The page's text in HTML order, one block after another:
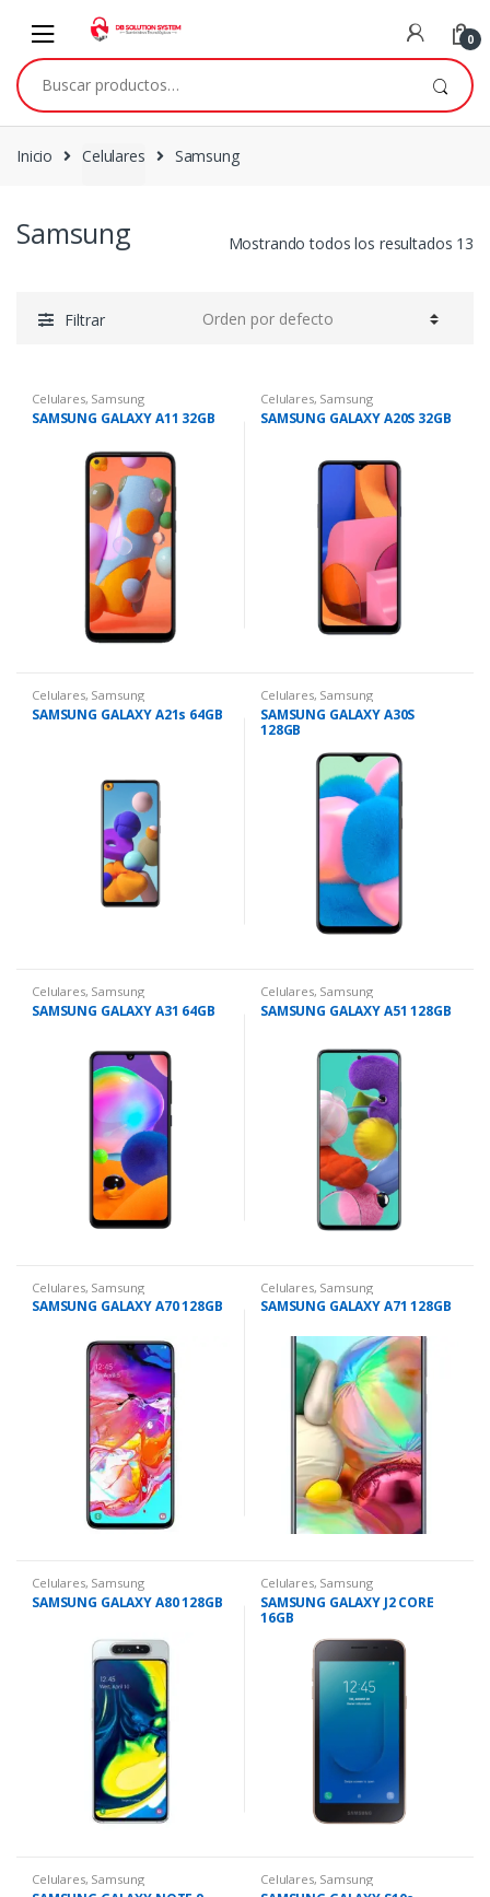
Skip to navigation
Skip to content
0
Buscar por:
Inicio Celulares Samsung
Samsung Mostrando todos los resultados 13
Filtrar
Celulares, Samsung
SAMSUNG GALAXY A11 32GB
Celulares, Samsung
SAMSUNG GALAXY A20S 32GB
Celulares, Samsung
SAMSUNG GALAXY A21s 64GB
Celulares, Samsung
SAMSUNG GALAXY A30S
128GB
Celulares, Samsung
SAMSUNG GALAXY A31 64GB
Celulares, Samsung
SAMSUNG GALAXY A51 128GB
Celulares, Samsung
SAMSUNG GALAXY A70 128GB
Celulares, Samsung
SAMSUNG GALAXY A71 128GB
Celulares, Samsung
SAMSUNG GALAXY A80 128GB
Celulares, Samsung
SAMSUNG GALAXY J2 CORE
16GB
Celulares, Samsung Celulares, Samsung